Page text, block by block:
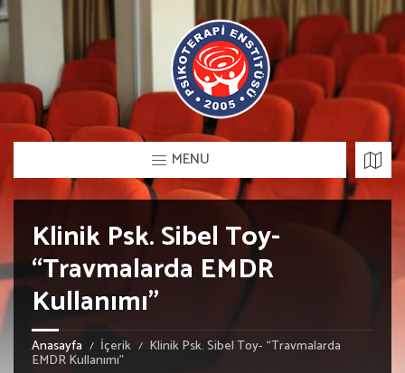
MENU
Klinik Psk. Sibel Toy-
“Travmalarda EMDR
Kullanımı”
Anasayfa İçerik Klinik Psk. Sibel Toy- “Travmalarda
EMDR Kullanımı”